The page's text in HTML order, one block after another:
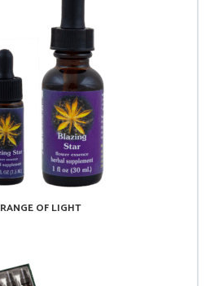
RANGE OF LIGHT